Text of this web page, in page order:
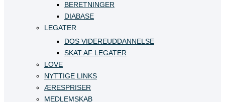
BERETNINGER
DIABASE
LEGATER
DOS VIDEREUDDANNELSE
SKAT AF LEGATER
LOVE
NYTTIGE LINKS
ÆRESPRISER
MEDLEMSKAB